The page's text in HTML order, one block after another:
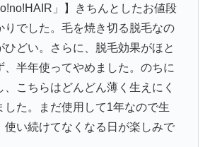
」】きちんとしたお値段
りでした。毛を焼き切る脱毛なの
ひどい。さらに、脱毛効果がほと
、半年使ってやめました。のちに
こちらはどんどん薄く生えにく
した。まだ使用して1年なので生
使い続けてなくなる日が楽しみで